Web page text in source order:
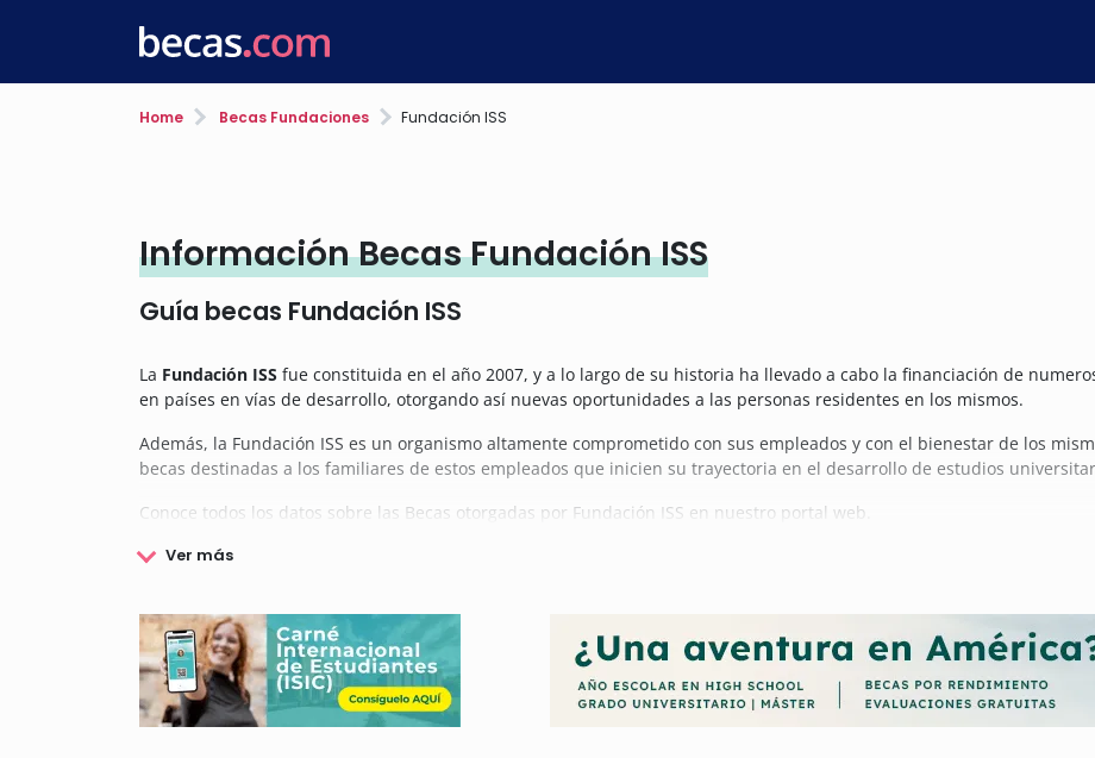
Home Becas Fundaciones Fundación ISS
Información Becas Fundación ISS
Guía becas Fundación ISS
La Fundación ISS fue constituida en el año 2007, y a lo largo de su historia ha llevado a cabo la financiación de
en países en vías de desarrollo, otorgando así nuevas oportunidades a las personas residentes en los mismos.
Además, la Fundación ISS es un organismo altamente comprometido con sus empleados y con el bienestar de los
becas destinadas a los familiares de estos empleados que inicien su trayectoria en el desarrollo de estudios
Conoce todos los datos sobre las Becas otorgadas por Fundación ISS en nuestro portal web.